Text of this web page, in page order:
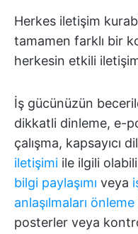
Herkes iletişim
tamamen farklı bir
herkesin etkili
İş gücünüzün
dikkatli dinleme, e-
çalışma, kapsayıcı
iletişimi ile ilgili
bilgi paylaşımı veya
anlaşılmaları
posterler veya